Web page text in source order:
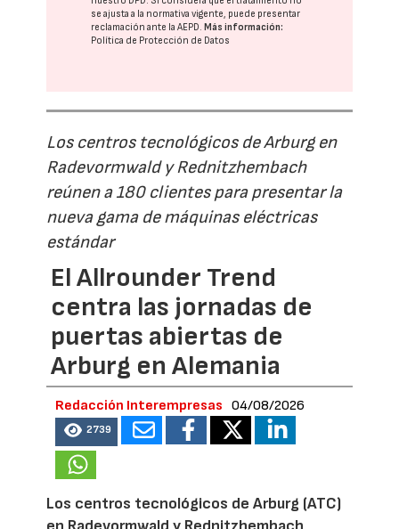
se ajusta a la normativa vigente, puede presentar
reclamación ante laAEPD. Más información:
Política de Protección de Datos
Los centros tecnológicos de Arburg en
Radevormwald y Rednitzhembach
reúnen a 180 clientes para presentar la
nueva gama de máquinas eléctricas
estándar
El Allrounder Trend
centra las jornadas de
puertas abiertas de
Arburg en Alemania
Redacción Interempresas 04/08/2026
2739
Los centros tecnológicos de Arburg (ATC)